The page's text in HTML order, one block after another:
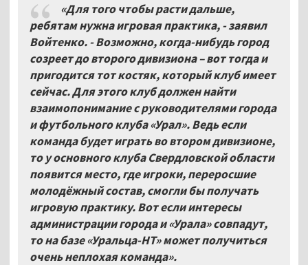
«Для того чтобы расти дальше,
ребятам нужна игровая практика, - заявил
Войтенко. - Возможно, когда-нибудь город
созреет до второго дивизиона – вот тогда и
пригодится тот костяк, который клуб имеет
сейчас. Для этого клуб должен найти
взаимопонимание с руководителями города
и футбольного клуба «Урал». Ведь если
команда будет играть во втором дивизионе,
то у основного клуба Свердловской области
появится место, где игроки, переросшие
молодёжный состав, смогли бы получать
игровую практику. Вот если интересы
администрации города и «Урала» совпадут,
то на базе «Уральца-НТ» может получиться
очень неплохая команда».